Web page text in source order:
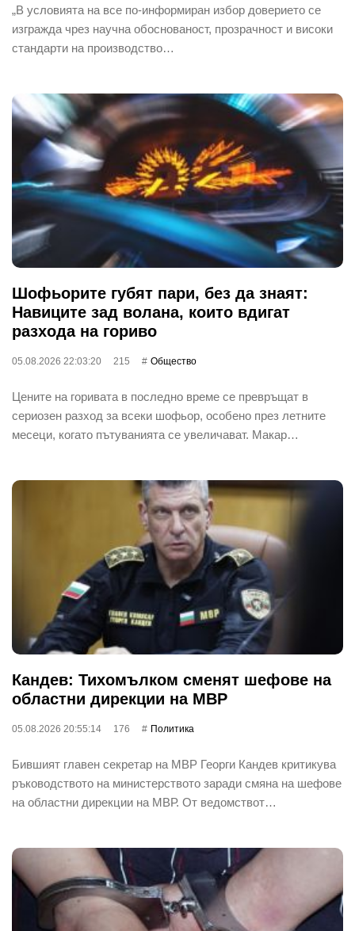
„В условията на все по-информиран избор доверието се
изгражда чрез научна обоснованост, прозрачност и високи
стандарти на производство…
Шофьорите губят пари, без да знаят:
Навиците зад волана, които вдигат
разхода на гориво
05.08.2026 22:03:20 215 Общество
Цените на горивата в последно време се превръщат в
сериозен разход за всеки шофьор, особено през летните
месеци, когато пътуванията се увеличават. Макар…
Кандев: Тихомълком сменят шефове на
областни дирекции на МВР
05.08.2026 20:55:14 176 Политика
Бившият главен секретар на МВР Георги Кандев критикува
ръководството на министерството заради смяна на шефове
на областни дирекции на МВР. От ведомствот…